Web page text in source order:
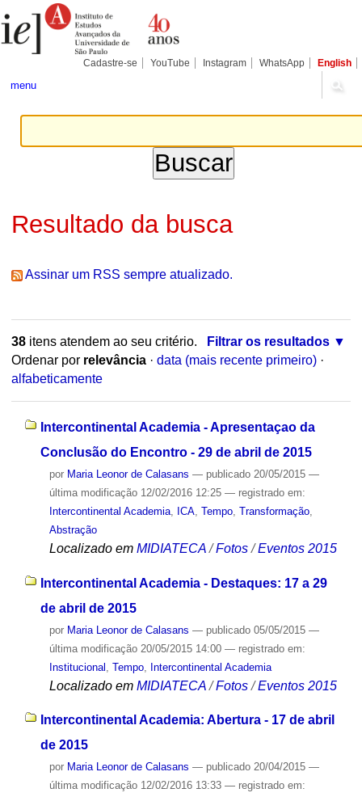
para
conteúdo.
Pessoais
Cadastre-se YouTube Instagram WhatsApp English
menu
Resultado da busca
Assinar um RSS sempre atualizado.
38itens atendem ao seu critério.
Filtrar os resultados
Ordenar por relevância · data (mais recente primeiro) ·
alfabeticamente
Intercontinental Academia - Apresentaçao da
Conclusão do Encontro - 29 de abril de 2015
por Maria Leonor de Calasans — publicado20/05/2015 —
última modificação12/02/2016 12:25 — registrado em:
Intercontinental Academia, ICA, Tempo, Transformação,
Abstração
Localizado em MIDIATECA /Fotos /Eventos 2015
Intercontinental Academia - Destaques: 17 a 29
de abril de 2015
por Maria Leonor de Calasans — publicado05/05/2015 —
última modificação20/05/2015 14:00 — registrado em:
Institucional Tempo, Intercontinental Academia
Localizado em MIDIATECA /Fotos /Eventos 2015
Intercontinental Academia: Abertura - 17 de abril
de 2015
por Maria Leonor de Calasans — publicado20/04/2015 —
última modificação12/02/2016 13:33 — registrado em: